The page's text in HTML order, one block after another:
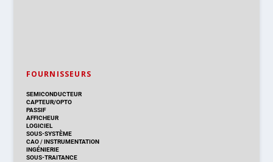
FOURNISSEURS
SEMICONDUCTEUR
CAPTEUR/OPTO
PASSIF
AFFICHEUR
LOGICIEL
SOUS-SYSTÈME
CAO/INSTRUMENTATION
INGÉNIERIE
SOUS-TRAITANCE